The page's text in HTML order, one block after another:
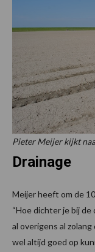
Pieter Meijer kijkt
Drainage
Meijer heeft om de
“Hoe dichter je bij
al overigens al
wel altijd goed op